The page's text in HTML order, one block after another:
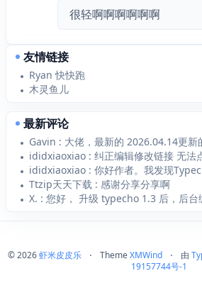
很轻啊啊啊啊啊啊
友情链接
Ryan 快快跑
木灵鱼儿
最新评论
ididxiaoxiao : 纠正编辑修改链接 无法
Ttzip天天下载 : 感谢分享分享啊
© 2026虾米皮皮乐 ⋅ ThemeXMWind ⋅ 由
19157744号-1